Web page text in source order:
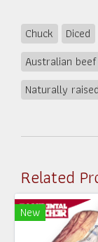
Chuck Diced
Australian beef
Naturally raised
Related
New